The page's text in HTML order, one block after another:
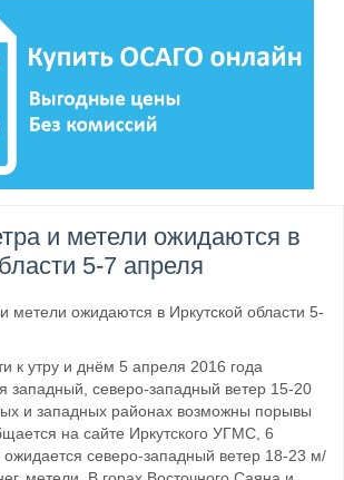
и метели ожидаются в
5-7 апреля
к утру и днём 5 апреля 2016 года
западный, северо-западный ветер 15-20
и западных районах возможны порывы
на сайте Иркутского УГМС, 6
северо-западный ветер 18-23 м/